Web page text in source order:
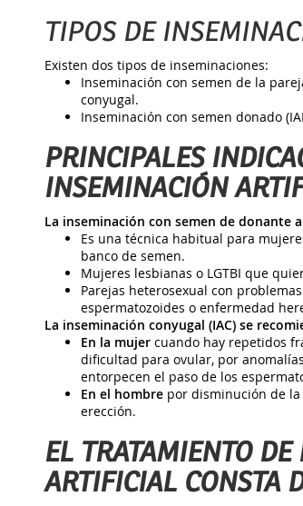
TIPOS DE
Existen dos tipos de inseminaciones:
Inseminación con semen de la
conyugal.
Inseminación con semen donado
PRINCIPALES
INSEMINACIÓN
La inseminación con semen de donante
Es una técnica habitual para
banco de semen.
Mujeres lesbianas o LGTBI que
Parejas heterosexual con
espermatozoides o enfermedad
La inseminación conyugal (IAC) se
En la mujercuando hay repetidos
dificultad para ovular, por
entorpecen el paso de los
En el hombrepor disminución de la
erección.
EL TRATAMIENTO
ARTIFICIAL CONSTA